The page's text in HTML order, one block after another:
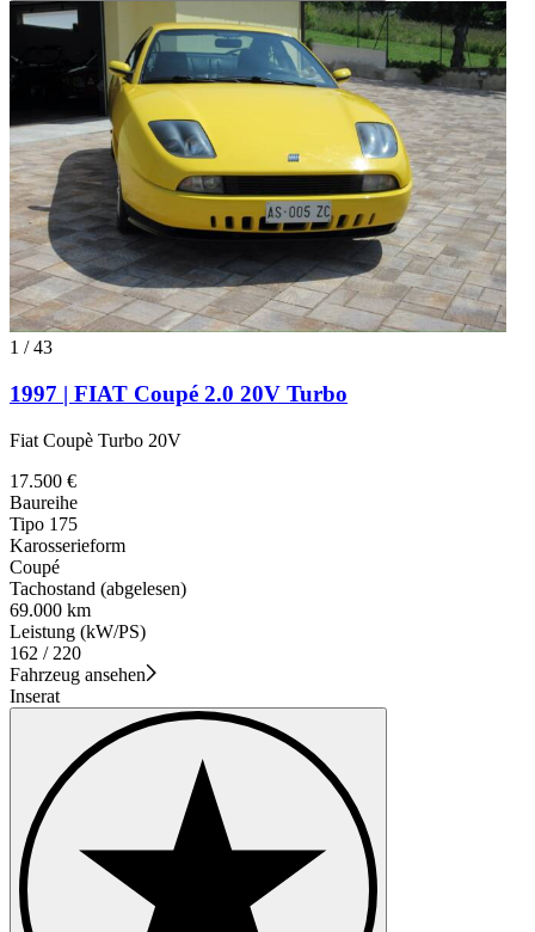
1 /43
1997 | FIAT Coupé 2.0 20V Turbo
Fiat Coupè Turbo 20V
17.500 €
Baureihe
Tipo 175
Karosserieform
Coupé
Tachostand (abgelesen)
69.000 km
Leistung (kW/PS)
162 / 220
Fahrzeug ansehen
Inserat